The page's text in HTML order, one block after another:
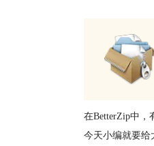
在BetterZip中
今天小编就要给